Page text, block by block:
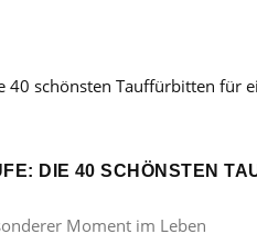
DIE 40 SCHÖNSTEN
Moment im Leben